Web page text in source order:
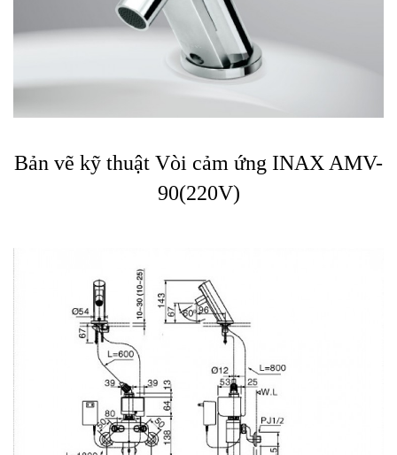
Bản vẽ kỹ thuật Vòi cảm ứng INAX AMV-
90(220V)